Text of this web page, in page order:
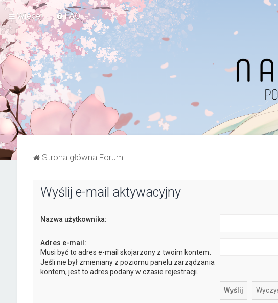
Więcej… FAQ
Strona główna Forum
Wyślij e-mail aktywacyjny
Nazwa użytkownika:
Adres e-mail:
Musi być to adres e-mail skojarzony z twoim kontem.
Jeśli nie był zmieniany z poziomu panelu zarządzania
kontem, jest to adres podany w czasie rejestracji.